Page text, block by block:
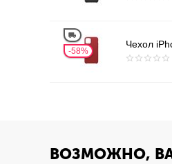
58%
Чехол
ВОЗМОЖНО,